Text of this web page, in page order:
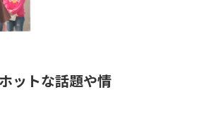
ットな話題や情